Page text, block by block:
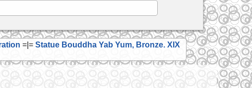
=|= Statue Bouddha Yab Yum, Bronze. XIX